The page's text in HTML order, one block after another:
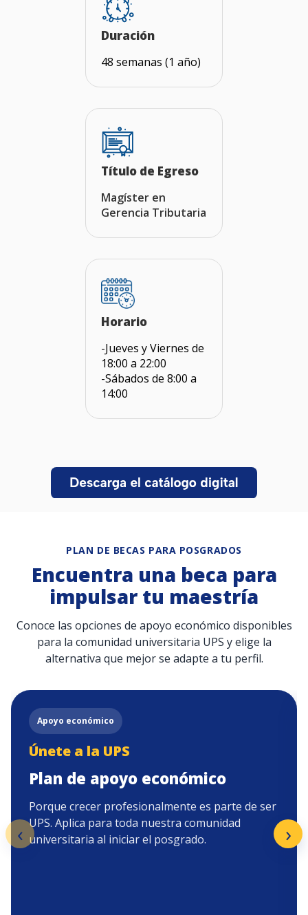
Duración
48 semanas (1 año)
Título de Egreso
Magíster en
Gerencia Tributaria
Horario
-Jueves y Viernes de
18:00 a 22:00
-Sábados de 8:00 a
14:00
PLAN DE BECAS PARA POSGRADOS
Encuentra una beca para
impulsar tu maestría
Conoce las opciones de apoyo económico disponibles
para la comunidad universitaria UPS y elige la
alternativa que mejor se adapte a tu perfil.
‹
Apoyo económico
Únete a la UPS
Plan de apoyo económico
Porque crecer profesionalmente es parte de ser
UPS. Aplica para toda nuestra comunidad
universitaria al iniciar el posgrado.
›